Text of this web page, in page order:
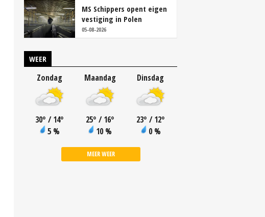
MS Schippers opent eigen
vestiging in Polen
05-08-2026
WEER
Zondag
30° / 14°
5 %
Maandag
25° / 16°
10 %
Dinsdag
23° / 12°
0 %
MEER WEER